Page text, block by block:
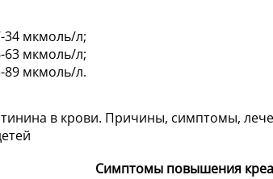
34 мкмоль/л;
63 мкмоль/л;
89 мкмоль/л.
Симптомы повышения